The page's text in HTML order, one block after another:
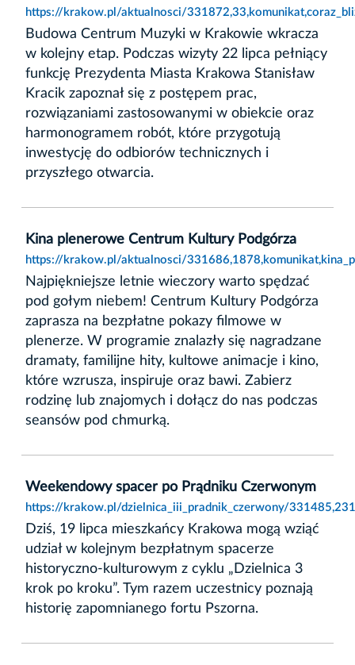
https://krakow.pl/aktualnosci/
Budowa Centrum Muzyki w Krakowie wkracza
w kolejny etap. Podczas wizyty 22 lipca pełniący
funkcję Prezydenta Miasta Krakowa Stanisław
Kracik zapoznał się z postępem prac,
rozwiązaniami zastosowanymi w obiekcie oraz
harmonogramem robót, które przygotują
inwestycję do odbiorów technicznych i
przyszłego otwarcia.
Kina plenerowe Centrum Kultury Podgórza
https://krakow.pl/aktualnosci/
Najpiękniejsze letnie wieczory warto spędzać
pod gołym niebem! Centrum Kultury Podgórza
zaprasza na bezpłatne pokazy filmowe w
plenerze. W programie znalazły się nagradzane
dramaty, familijne hity, kultowe animacje i kino,
które wzrusza, inspiruje oraz bawi. Zabierz
rodzinę lub znajomych i dołącz do nas podczas
seansów pod chmurką.
Weekendowy spacer po Prądniku Czerwonym
https://krakow.pl/dzielnica_iii_pradnik_czerwony/
Dziś, 19 lipca mieszkańcy Krakowa mogą wziąć
udział w kolejnym bezpłatnym spacerze
historyczno-kulturowym z cyklu „Dzielnica 3
krok po kroku”. Tym razem uczestnicy poznają
historię zapomnianego fortu Pszorna.